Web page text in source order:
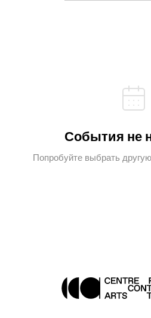
События не
Попробуйте выбрать